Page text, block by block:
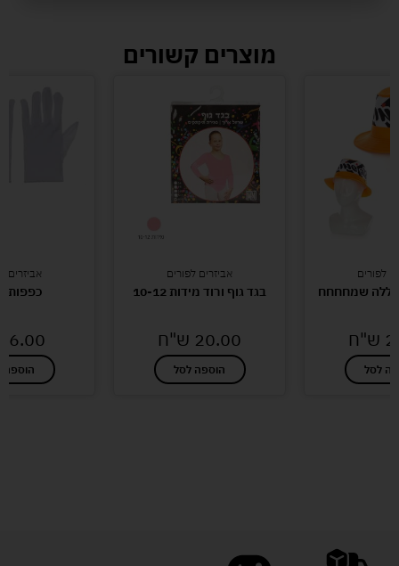
מוצרים קשורים
לפורים
שמחחחח
ש"ח
לסל
אביזרים לפורים
בגד גוף ורוד מידות 10-12
20.00 ש"ח
הוספה לסל
אביזרים
כפפות
6.00
הוספה